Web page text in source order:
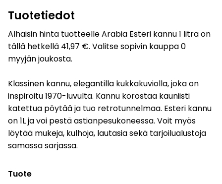
Tuotetiedot
Alhaisin hinta tuotteelle Arabia Esteri kannu 1 litra on
tällä hetkellä 41,97 €. Valitse sopivin kauppa 0
myyjän joukosta.
Klassinen kannu, elegantilla kukkakuviolla, joka on
inspiroitu 1970-luvulta. Kannu korostaa kauniisti
katettua pöytää ja tuo retrotunnelmaa. Esteri kannu
on 1L ja voi pestä astianpesukoneessa. Voit myös
löytää mukeja, kulhoja, lautasia sekä tarjoilualustoja
samassa sarjassa.
Tuote